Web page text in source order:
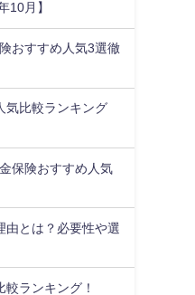
10月】
おすすめ人気3選徹
気比較ランキング
保険おすすめ人気
由とは？必要性や選
ランキング！